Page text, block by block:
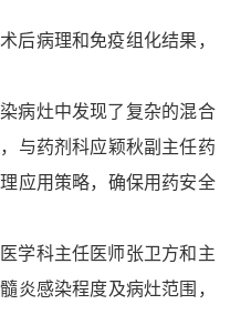
后病理和免疫组化结果，
病灶中发现了复杂的混合
与药剂科应颖秋副主任药
应用策略，确保用药安全
学科主任医师张卫方和主
炎感染程度及病灶范围，